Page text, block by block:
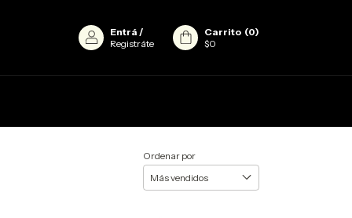
Entrá /
Registráte
Carrito (0)
$0
Ordenar por